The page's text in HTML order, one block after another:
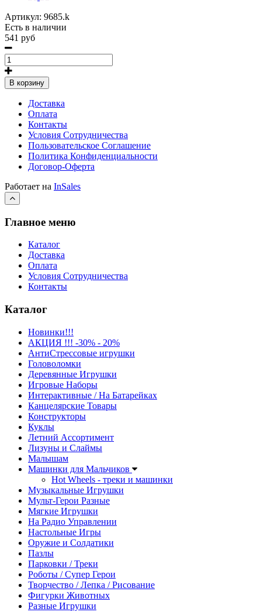
Артикул: 9685.k
Есть в наличии
541 руб
В корзину
Доставка
Оплата
Контакты
Условия Сотрудничества
Пользовательское Соглашение
Политика Конфиденциальности
Договор-Оферта
Работает на InSales
Главное меню
Каталог
Доставка
Оплата
Условия Сотрудничества
Контакты
Каталог
Новинки!!!
АКЦИЯ !!! -30% - 20%
АнтиСтрессовые игрушки
Головоломки
Деревянные Игрушки
Игровые Наборы
Интерактивные / На Батарейках
Канцелярские Товары
Конструкторы
Куклы
Летний Ассортимент
Лизуны и Слаймы
Малышам
Машинки для Мальчиков
Hot Wheels - треки и машинки
Музыкальные Игрушки
Мульт-Герои Разные
Мягкие Игрушки
На Радио Управлении
Настольные Игры
Оружие и Солдатики
Пазлы
Парковки / Треки
Роботы / Супер Герои
Творчество / Лепка / Рисование
Фигурки Животных
Разные Игрушки